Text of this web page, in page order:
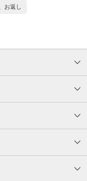
お返し